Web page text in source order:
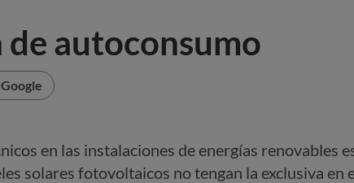
autoconsumo
en las instalaciones de energías renovables
solares fotovoltaicos no tengan la exclusiva en